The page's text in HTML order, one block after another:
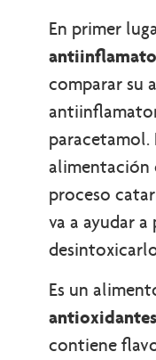
En primer
comparar su
paracetamol.
alimentación
proceso
va a ayudar
Es un
antioxidantes
contiene